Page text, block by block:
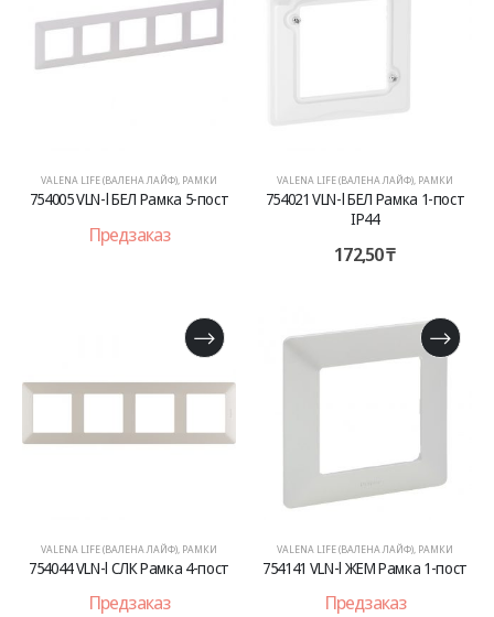
VALENA LIFE (ВАЛЕНА ЛАЙФ), РАМКИ
754005 VLN-l БЕЛ Рамка 5-пост
Предзаказ
VALENA LIFE (ВАЛЕНА ЛАЙФ), РАМКИ
754021 VLN-l БЕЛ Рамка 1-пост
IP44
172,50₸
VALENA LIFE (ВАЛЕНА ЛАЙФ), РАМКИ
754044 VLN-l СЛК Рамка 4-пост
Предзаказ
VALENA LIFE (ВАЛЕНА ЛАЙФ), РАМКИ
754141 VLN-l ЖЕМ Рамка 1-пост
Предзаказ